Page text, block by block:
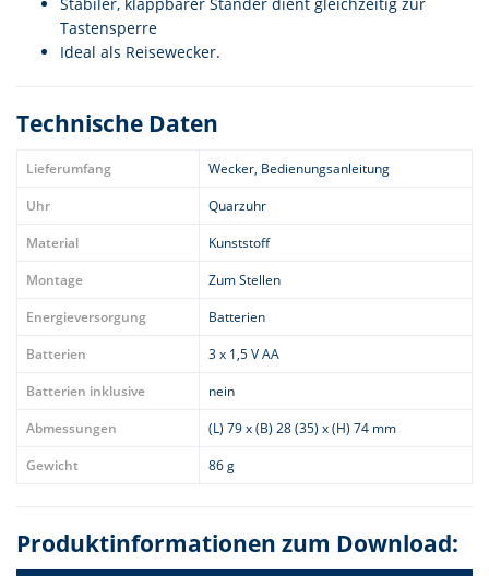
Tastensperre
Ideal als Reisewecker.
Technische Daten
Lieferumfang
Wecker, Bedienungsanleitung
Uhr
Quarzuhr
Material
Kunststoff
Montage
Zum Stellen
Energieversorgung
Batterien
Batterien
3 x 1,5 V AA
Batterien inklusive
nein
Abmessungen
(L) 79 x (B) 28 (35) x (H) 74 mm
Gewicht
86 g
Produktinformationen zum Download: